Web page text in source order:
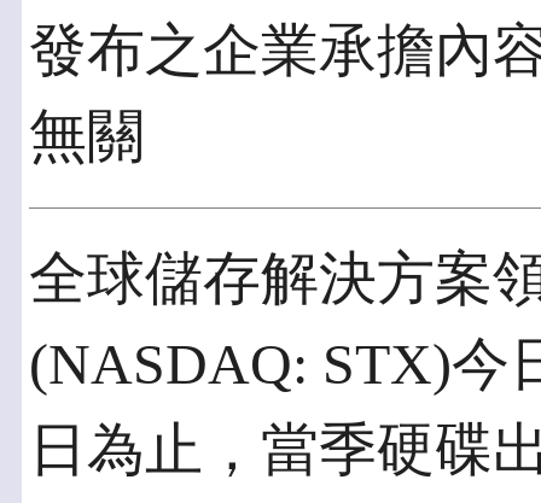
發布之企業承擔內
無關
全球儲存解決方案
(NASDAQ: STX)今
日為止，當季硬碟